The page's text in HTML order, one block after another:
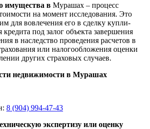
имущества в Мурашах – процесс
на момент исследования. Это
для вовлечения его в сделку купли-
под залог объекта завершения
в наследство проведения расчетов в
или налогообложения оценки
других страховых случаев.
недвижимости в Мурашах
8 (904) 994-47-43
экспертизу или оценку